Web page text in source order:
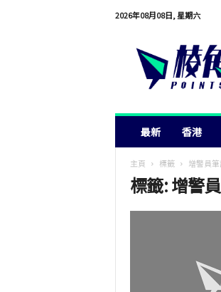
2026年08月08日, 星期六
最新 香港
主頁 標籤 增警員
標籤: 增警